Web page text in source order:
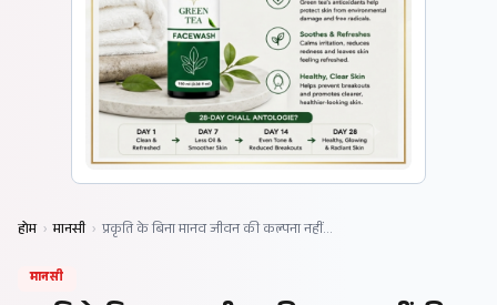
होम › मानसी › प्रकृति के बिना मानव जीवन की कल्पना नहीं…
मानसी